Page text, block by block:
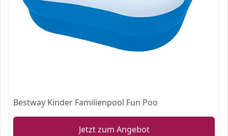
Bestway Kinder Familienpool Fun Poo
Jetzt zum Angebot